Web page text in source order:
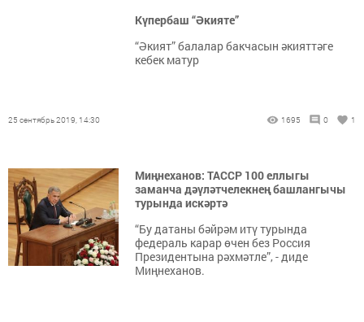
Күпербаш “Әкияте”
“Әкият” балалар бакчасын әкияттәге
кебек матур
25 сентябрь 2019, 14:30 1695 0 1
Миңнеханов: ТАССР 100 еллыгы
заманча дәүләтчелекнең башлангычы
турында искәртә
“Бу датаны бәйрәм итү турында
федераль карар өчен без Россия
Президентына рәхмәтле”, - диде
Миңнеханов.